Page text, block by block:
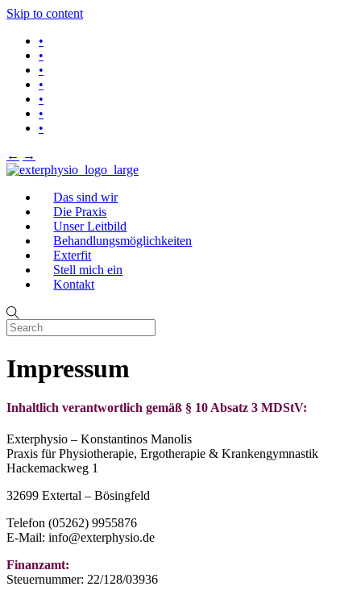
Skip to content
•
•
•
•
•
•
•
← →
Das sind wir
Die Praxis
Unser Leitbild
Behandlungsmöglichkeiten
Exterfit
Stell mich ein
Kontakt
Impressum
Inhaltlich verantwortlich gemäß § 10 Absatz 3 MDStV:
Exterphysio – Konstantinos Manolis
Praxis für Physiotherapie, Ergotherapie & Krankengymnastik
Hackemackweg 1
32699 Extertal – Bösingfeld
Telefon (05262) 9955876
E-Mail: info@exterphysio.de
Finanzamt:
Steuernummer: 22/128/03936